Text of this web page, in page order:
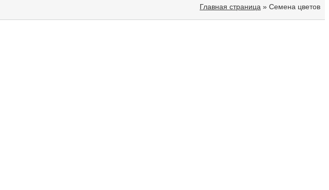
Главная страница » Семена цветов